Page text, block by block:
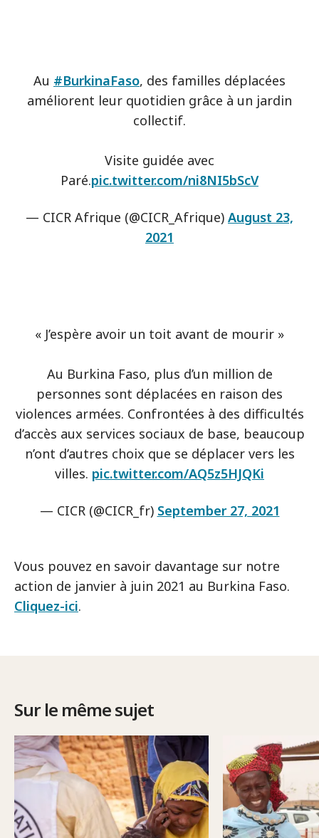
Au #BurkinaFaso, des familles déplacées
améliorent leur quotidien grâce à un jardin
collectif.
Visite guidée avec
Paré.pic.twitter.com/ni8NI5bScV
— CICR Afrique (@CICR_Afrique) August 23,
2021
« J’espère avoir un toit avant de mourir »
Au Burkina Faso, plus d’un million de
personnes sont déplacées en raison des
violences armées. Confrontées à des difficultés
d’accès aux services sociaux de base, beaucoup
n’ont d’autres choix que se déplacer vers les
villes. pic.twitter.com/AQ5z5HJQKi
— CICR (@CICR_fr) September 27, 2021
Vous pouvez en savoir davantage sur notre
action de janvier à juin 2021 au Burkina Faso.
Cliquez-ici.
Sur le même sujet